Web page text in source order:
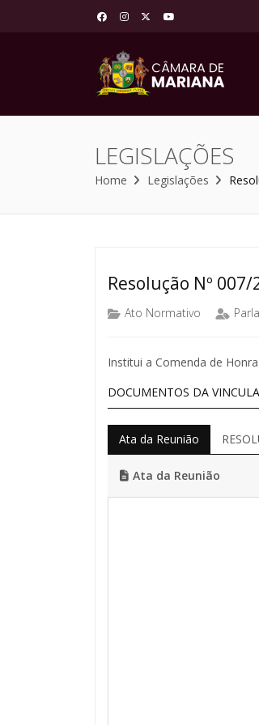
LEGISLAÇÕES
Home Legislações
Resolução Nº 007/
Ato Normativo
Institui a Comenda de
DOCUMENTOS DA
Ata da Reunião
Ata da Reunião